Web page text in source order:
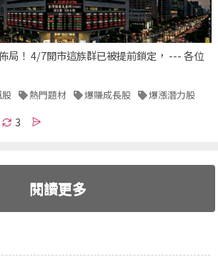
局！ 4/7開市這族群已被提前鎖定， --- 各位
熱門題材 爆賺成長股 爆漲潛力股
3
閱讀更多